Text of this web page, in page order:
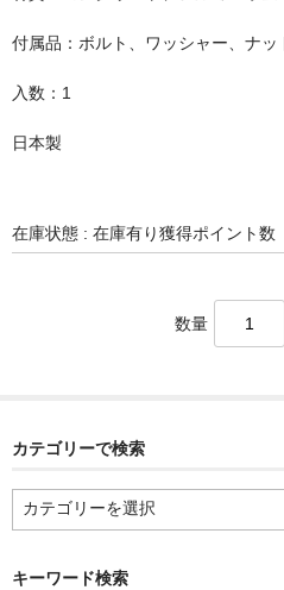
煙突掃除
手斧
付属品：ボルト、ワッシャー、ナッ
入数：1
日本製
在庫状態 : 在庫有り獲得ポイント数
数量
カテゴリーで検索
リ
キーワード検索